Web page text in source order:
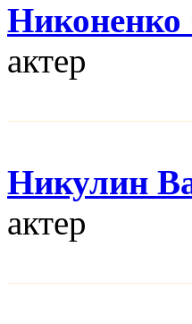
Никоненко
актер
Никулин
актер